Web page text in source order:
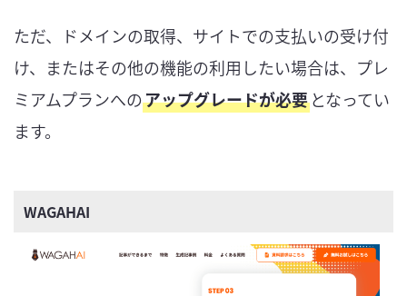
ただ、ドメインの取得、サイトでの支払いの受け付
け、またはその他の機能の利用したい場合は、プレ
ミアムプランへのアップグレードが必要となってい
ます。
WAGAHAI